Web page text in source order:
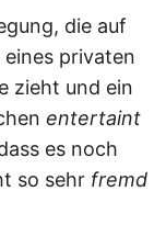
die auf
privaten
zieht und ein
entertaint
es noch
so sehr fremd